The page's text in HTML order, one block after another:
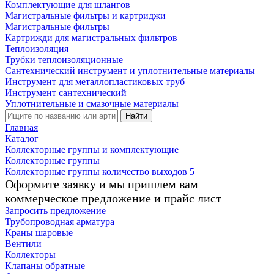
Комплектующие для шлангов
Магистральные фильтры и картриджи
Магистральные фильтры
Картрижди для магистральных фильтров
Теплоизоляция
Трубки теплоизоляционные
Сантехнический инструмент и уплотнительные материалы
Инструмент для металлопластиковых труб
Инструмент сантехнический
Уплотнительные и смазочные материалы
Найти
Главная
Каталог
Коллекторные группы и комплектующие
Коллекторные группы
Коллекторные группы количество выходов 5
Оформите заявку и мы пришлем вам
коммерческое предложение и прайс лист
Запросить предложение
Трубопроводная арматура
Краны шаровые
Вентили
Коллекторы
Клапаны обратные